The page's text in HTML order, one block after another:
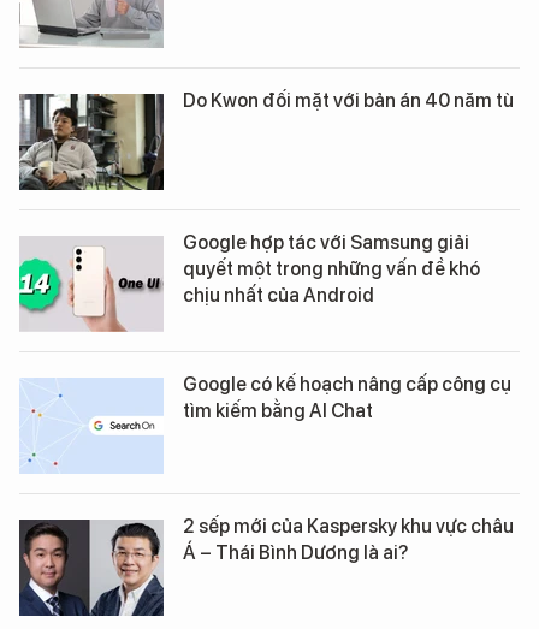
Do Kwon đối mặt với bản án 40 năm tù
Google hợp tác với Samsung giải
quyết một trong những vấn đề khó
chịu nhất của Android
Google có kế hoạch nâng cấp công cụ
tìm kiếm bằng AI Chat
2 sếp mới của Kaspersky khu vực châu
Á – Thái Bình Dương là ai?